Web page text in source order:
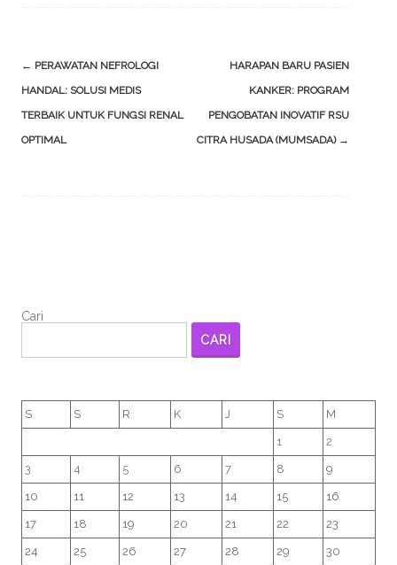
Post
navigation
← PERAWATAN NEFROLOGI
HANDAL: SOLUSI MEDIS
TERBAIK UNTUK FUNGSI RENAL
OPTIMAL
HARAPAN BARU PASIEN
KANKER: PROGRAM
PENGOBATAN INOVATIF RSU
CITRA HUSADA (MUMSADA) →
Cari
CARI
S S R K J S M
1 2
3 4 5 6 7 8 9
10 11 12 13 14 15 16
17 18 19 20 21 22 23
24 25 26 27 28 29 30